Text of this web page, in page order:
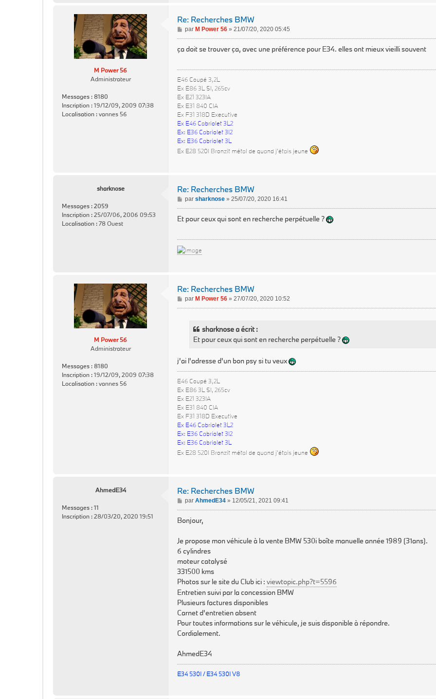
M Power 56
Administrateur
Messages : 8180
Inscription :19/12/09, 2009 07:38
Localisation :vannes 56
Re: Recherches BMW
M
e
e
par M Power 56» 21/07/20, 2020 05:45
ça doit se trouver ça, avec une préférence pour E34. elles ont mieux vieilli souvent
E46 Coupé 3,2L
Ex E86 3L SI, 265cv
Ex E21 323IA
Ex E31 840 CIA
Ex F31 318D Executive
Ex E46 Cabriolet 3L2
Ex: E36 Cabriolet 3l2
Ex: E36 Cabriolet 3L
Ex E28 520I Bronzit métal de quand j'étais jeune
sharknose
Messages :2059
Inscription :25/07/06, 2006 09:53
Localisation :78 Ouest
Re: Recherches BMW
M
e
s
e
par sharknose» 25/07/20, 2020 16:41
Et pour ceux qui sont en recherche perpétuelle ?
M Power 56
Administrateur
Messages : 8180
Inscription :19/12/09, 2009 07:38
Localisation :vannes 56
Re: Recherches BMW
M
e
par M Power 56» 27/07/20, 2020 10:52
sharknose a écrit :
Et pour ceux qui sont en recherche perpétuelle ?
j'ai l'adresse d'un bon psy si tu veux
E46 Coupé 3,2L
Ex E86 3L SI, 265cv
Ex E21 323IA
Ex E31 840 CIA
Ex F31 318D Executive
Ex E46 Cabriolet 3L2
Ex: E36 Cabriolet 3l2
Ex: E36 Cabriolet 3L
Ex E28 520I Bronzit métal de quand j'étais jeune
AhmedE34
Messages :11
Inscription :28/03/20, 2020 19:51
Re: Recherches BMW
M
e
g
e
par AhmedE34» 12/05/21, 2021 09:41
Bonjour,
Je propose mon véhicule à la vente BMW 530i boîte manuelle année 1989 (31ans).
6 cylindres
moteur catalysé
331500 kms
Photos sur le site du Club ici : viewtopic.php?t=5596
Entretien suivi par la concession BMW
Plusieurs factures disponibles
Carnet d'entretien absent
Pour toutes informations sur le véhicule, je suis disponible à répondre.
Cordialement.
AhmedE34
E34 530I / E34 530I V8